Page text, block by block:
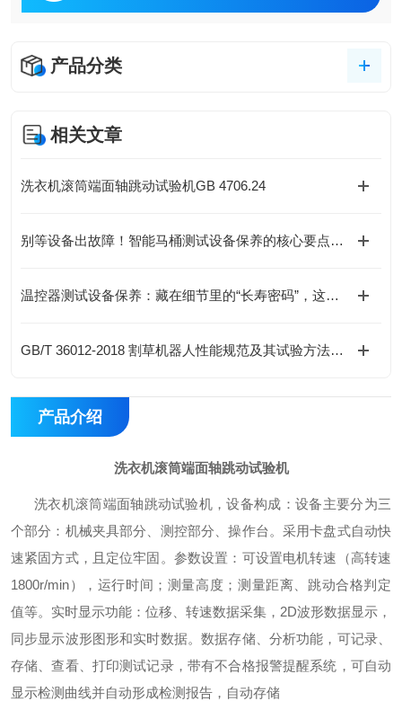
产品分类
相关文章
洗衣机滚筒端面轴跳动试验机GB 4706.24
别等设备出故障！智能马桶测试设备保养的核心要点，早知道早省心
温控器测试设备保养：藏在细节里的“长寿密码”，这样做效率翻倍
GB/T 36012-2018 割草机器人性能规范及其试验方法 EN 50636-2-107 CE-EMC
产品介绍
洗衣机滚筒端面轴跳动试验机
洗衣机滚筒端面轴跳动试验机，设备构成：设备主要分为三
个部分：机械夹具部分、测控部分、操作台。采用卡盘式自动快
速紧固方式，且定位牢固。参数设置：可设置电机转速（高转速
1800r/min），运行时间；测量高度；测量距离、跳动合格判定
值等。实时显示功能：位移、转速数据采集，2D波形数据显示，
同步显示波形图形和实时数据。数据存储、分析功能，可记录、
存储、查看、打印测试记录，带有不合格报警提醒系统，可自动
显示检测曲线并自动形成检测报告，自动存储